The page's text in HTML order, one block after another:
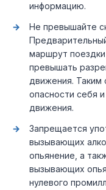
информацию.
Не превышайте
маршрут
превышать
движения. Таким
опасности себя
движения.
Запрещается
вызывающих
опьянение, а
вызывающих
нулевого